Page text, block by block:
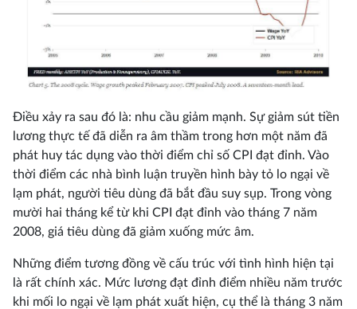
Điều xảy ra sau đó là: nhu cầu giảm mạnh. Sự giảm sút tiền
lương thực tế đã diễn ra âm thầm trong hơn một năm đã
phát huy tác dụng vào thời điểm chỉ số CPI đạt đỉnh. Vào
thời điểm các nhà bình luận truyền hình bày tỏ lo ngại về
lạm phát, người tiêu dùng đã bắt đầu suy sụp. Trong vòng
mười hai tháng kể từ khi CPI đạt đỉnh vào tháng 7 năm
2008, giá tiêu dùng đã giảm xuống mức âm.
Những điểm tương đồng về cấu trúc với tình hình hiện tại
là rất chính xác. Mức lương đạt đỉnh điểm nhiều năm trước
khi mối lo ngại về lạm phát xuất hiện, cụ thể là tháng 3 năm